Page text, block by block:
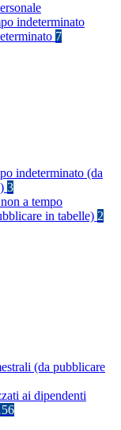
indeterminato
7
indeterminato (da
3
a tempo
in tabelle) 2
(da pubblicare
ai dipendenti